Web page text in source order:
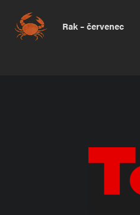
Rak – červenec